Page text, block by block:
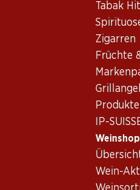
Tabak
Zigarren
Früchte
IP-
Weinshop
Wein-
Echo de Lynch